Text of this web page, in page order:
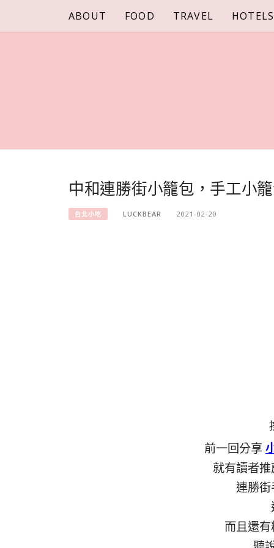
content
ABOUT FOOD TRAVEL HOTELS
中和連勝街小籠包，手工小
台北小吃 LUCKBEAR 2021-02-20
前一回分享
就有讀者
連勝
而且還